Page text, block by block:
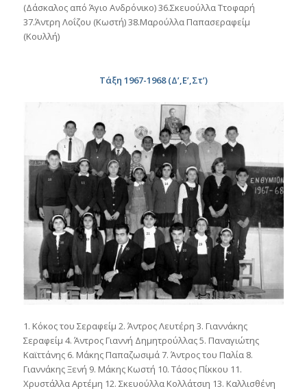
(Δάσκαλος από Άγιο Ανδρόνικο) 36.Σκευούλλα Ττοφαρή
37.Άντρη Λοΐζου (Κωστή) 38.Μαρούλλα Παπασεραφείμ
(Κουλλή)
Τάξη 1967-1968 (Δ’,Ε’,Στ’)
1. Κόκος του Σεραφείμ 2. Άντρος Λευτέρη 3. Γιαννάκης
Σεραφείμ 4. Άντρος Γιαννή Δημητρούλλας 5. Παναγιώτης
Καϊττάνης 6. Μάκης Παπαζωσιμά 7. Άντρος του Παλία 8.
Γιαννάκης Ξενή 9. Μάκης Κωστή 10. Τάσος Πίκκου 11.
Χρυστάλλα Αρτέμη 12. Σκευούλλα Κολλάτσιη 13. Καλλισθένη